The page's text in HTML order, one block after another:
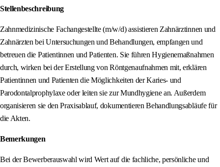
Stellenbeschreibung
Zahnmedizinische Fachangestellte (m/w/d) assistieren Zahnärztinnen und
Zahnärzten bei Untersuchungen und Behandlungen, empfangen und
betreuen die Patientinnen und Patienten. Sie führen Hygienemaßnahmen
durch, wirken bei der Erstellung von Röntgenaufnahmen mit, erklären
Patientinnen und Patienten die Möglichkeiten der Karies- und
Parodontalprophylaxe oder leiten sie zur Mundhygiene an. Außerdem
organisieren sie den Praxisablauf, dokumentieren Behandlungsabläufe für
die Akten.
Bemerkungen
Bei der Bewerberauswahl wird Wert auf die fachliche, persönliche und